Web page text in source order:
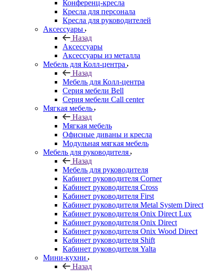
Конференц-кресла
Кресла для персонала
Кресла для руководителей
Аксессуары
Назад
Аксессуары
Аксессуары из металла
Мебель для Колл-центра
Назад
Мебель для Колл-центра
Серия мебели Bell
Серия мебели Call center
Мягкая мебель
Назад
Мягкая мебель
Офисные диваны и кресла
Модульная мягкая мебель
Мебель для руководителя
Назад
Мебель для руководителя
Кабинет руководителя Corner
Кабинет руководителя Cross
Кабинет руководителя First
Кабинет руководителя Metal System Direct
Кабинет руководителя Onix Direct Lux
Кабинет руководителя Onix Direct
Кабинет руководителя Onix Wood Direct
Кабинет руководителя Shift
Кабинет руководителя Yalta
Мини-кухни
Назад